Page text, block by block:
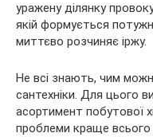
уражену ділянку
якій формується
миттєво розчиняє іржу.
Не всі знають, чим
сантехніки. Для цього
асортимент побутової
проблеми краще всього